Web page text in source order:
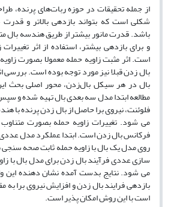
از جمله تحقیقات در حوزه ربات‌های پرنده،
شکلی است که بتواند بازدهی بالاتر و
باشد. قدرت مانور بیشتر از طریق هندسه بال
و برای بازدهی بیشتر، استفاده از اثر
است. اثر مثبت زاویه حمله معمولا بصورت
بال زدن قبلا نیز مورد توجه بوده است. بررسی
بال در هر سیکل بال‌زدن، محور اصلی بحث
مطالعه ابتدا مدل سه بعدی بال تهیه شده و
فلوئنت، نیروی برا حاصل از بال زدن پرنده با
می شود. تغییرات زاویه حمله بصورت
فرکانس بال زدن است. ابتدا عملکرد مدل عددی
روی مدل یک بال با زاویه حمله ثابت صحه
سازی عددی فرآیند بال زدن برای مدل بال با
می شود. نتایج بدست آمده نشان دهنده این
بازدهی فرایند بال زدن و افزایش نیروی برا
است با این روش امکان پذیر است.